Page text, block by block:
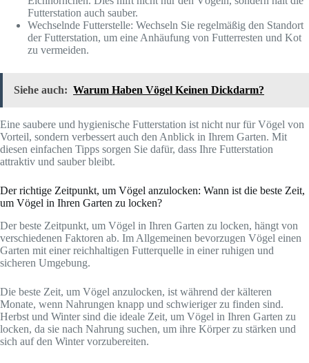
Futterstation auch sauber.
Wechselnde Futterstelle: Wechseln Sie regelmäßig den Standort
der Futterstation, um eine Anhäufung von Futterresten und Kot
zu vermeiden.
Siehe auch: Warum Haben Vögel Keinen Dickdarm?
Eine saubere und hygienische Futterstation ist nicht nur für Vögel von
Vorteil, sondern verbessert auch den Anblick in Ihrem Garten. Mit
diesen einfachen Tipps sorgen Sie dafür, dass Ihre Futterstation
attraktiv und sauber bleibt.
Der richtige Zeitpunkt, um Vögel anzulocken: Wann ist die beste Zeit,
um Vögel in Ihren Garten zu locken?
Der beste Zeitpunkt, um Vögel in Ihren Garten zu locken, hängt von
verschiedenen Faktoren ab. Im Allgemeinen bevorzugen Vögel einen
Garten mit einer reichhaltigen Futterquelle in einer ruhigen und
sicheren Umgebung.
Die beste Zeit, um Vögel anzulocken, ist während der kälteren
Monate, wenn Nahrungen knapp und schwieriger zu finden sind.
Herbst und Winter sind die ideale Zeit, um Vögel in Ihren Garten zu
locken, da sie nach Nahrung suchen, um ihre Körper zu stärken und
sich auf den Winter vorzubereiten.